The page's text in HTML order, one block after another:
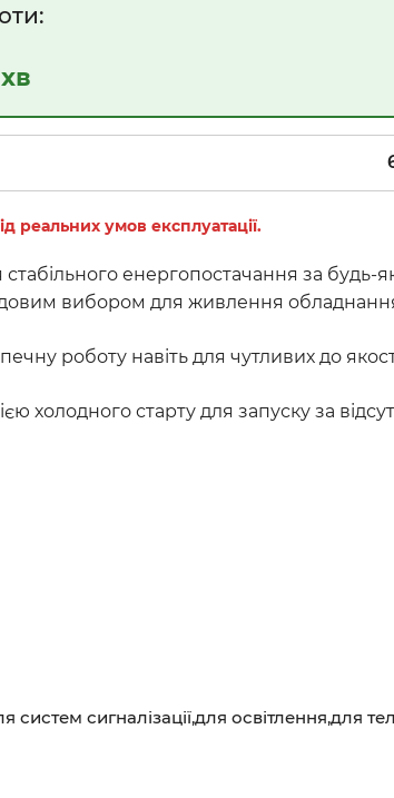
реальних умов експлуатації.
енергопостачання за будь-
вибором для живлення обладнання
роботу навіть для чутливих до
старту для запуску за
сигналізації,для освітлення,для